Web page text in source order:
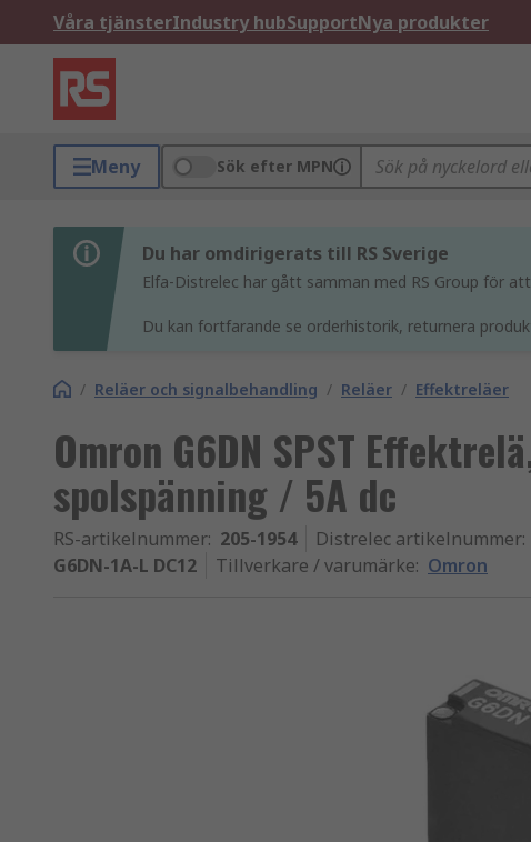
Våra tjänsterIndustry hubSupportNya produkter
Meny Sök efter MPN
Du har omdirigerats till RS Sverige
Elfa-Distrelec har gått samman med RS Group för
Du kan fortfarande se orderhistorik, returnera
/ Reläer och signalbehandling / Reläer / Effektreläer
Omron G6DN SPST
spolspänning / 5A dc
RS-artikelnummer: 205-1954 Distrelec artikelnummer:
G6DN-1A-L DC12
Tillverkare / varumärke: Omron